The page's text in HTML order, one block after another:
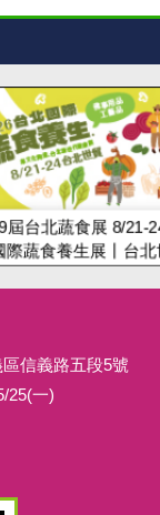
台北蔬食展 8/21-24
蔬食養生展丨台北世
信義路五段5號
25(一)